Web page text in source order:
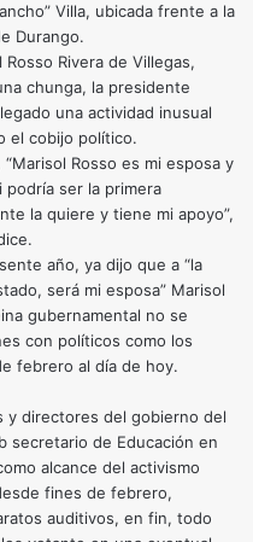
Villa, ubicada frente a la
Durango.
Rivera de Villegas,
chunga, la presidente
una actividad inusual
el cobijo político.
Rosso es mi esposa y
ser la primera
la quiere y tiene mi apoyo”,
año, ya dijo que a “la
será mi esposa” Marisol
gubernamental no se
con políticos como los
febrero al día de hoy.
y directores del gobierno del
secretario de Educación en
alcance del activismo
fines de febrero,
auditivos, en fin, todo